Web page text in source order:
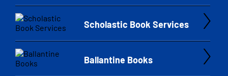
Scholastic Book Services
Ballantine Books